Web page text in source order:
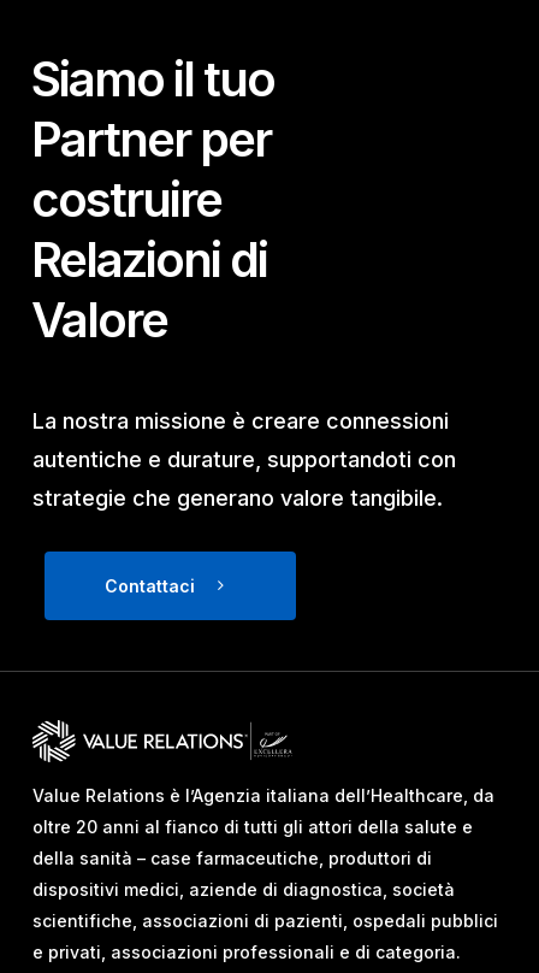
Siamo il tuo
Partner per
costruire
Relazioni di
Valore
La nostra missione è creare connessioni
autentiche e durature, supportandoti con
strategie che generano valore tangibile.
Contattaci
Value Relations è l’Agenzia italiana dell’Healthcare, da
oltre 20 anni al fianco di tutti gli attori della salute e
della sanità – case farmaceutiche, produttori di
dispositivi medici, aziende di diagnostica, società
scientifiche, associazioni di pazienti, ospedali pubblici
e privati, associazioni professionali e di categoria.